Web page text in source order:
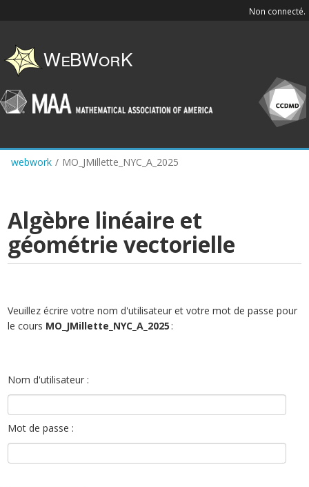
content
Non connecté.
webwork / MO_JMillette_NYC_A_2025
Algèbre linéaire et
géométrie vectorielle
Veuillez écrire votre nom d'utilisateur et votre mot de passe pour
le cours MO_JMillette_NYC_A_2025 :
Nom d'utilisateur :
Mot de passe :